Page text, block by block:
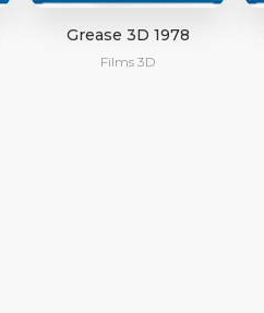
Grease 3D 1978
Films 3D